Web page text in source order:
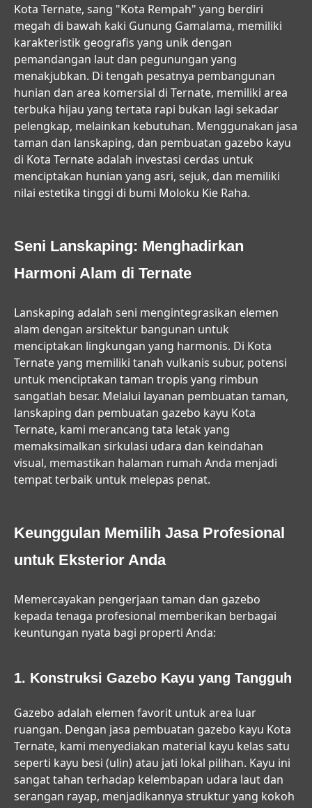
Kota Ternate, sang "Kota Rempah" yang berdiri
megah di bawah kaki Gunung Gamalama, memiliki
karakteristik geografis yang unik dengan
pemandangan laut dan pegunungan yang
menakjubkan. Di tengah pesatnya pembangunan
hunian dan area komersial di Ternate, memiliki area
terbuka hijau yang tertata rapi bukan lagi sekadar
pelengkap, melainkan kebutuhan. Menggunakan jasa
taman dan lanskaping, dan pembuatan gazebo kayu
di Kota Ternateadalah investasi cerdas untuk
menciptakan hunian yang asri, sejuk, dan memiliki
nilai estetika tinggi di bumi Moloku Kie Raha.
Seni Lanskaping: Menghadirkan
Harmoni Alam di Ternate
Lanskaping adalah seni mengintegrasikan elemen
alam dengan arsitektur bangunan untuk
menciptakan lingkungan yang harmonis. Di Kota
Ternate yang memiliki tanah vulkanis subur, potensi
untuk menciptakan taman tropis yang rimbun
sangatlah besar. Melalui layanan pembuatan taman,
lanskaping dan pembuatan gazebo kayu Kota
Ternate, kami merancang tata letak yang
memaksimalkan sirkulasi udara dan keindahan
visual, memastikan halaman rumah Anda menjadi
tempat terbaik untuk melepas penat.
Keunggulan Memilih Jasa Profesional
untuk Eksterior Anda
Memercayakan pengerjaan taman dan gazebo
kepada tenaga profesional memberikan berbagai
keuntungan nyata bagi properti Anda:
1. Konstruksi Gazebo Kayu yang Tangguh
Gazebo adalah elemen favorit untuk area luar
ruangan. Dengan jasa pembuatan gazebo kayu Kota
Ternate, kami menyediakan material kayu kelas satu
seperti kayu besi (ulin) atau jati lokal pilihan. Kayu ini
sangat tahan terhadap kelembapan udara laut dan
serangan rayap, menjadikannya struktur yang kokoh